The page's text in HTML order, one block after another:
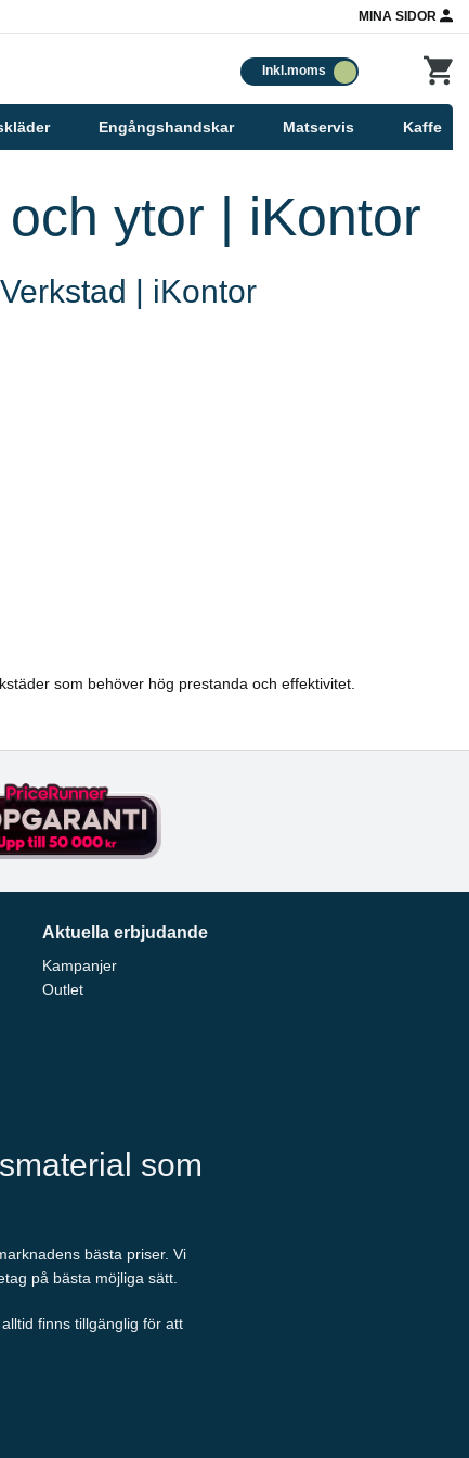
MINA SIDOR
Inkl.moms
Engångshandskar Matservis Kaffe
ytor | iKontor
| iKontor
som behöver hög prestanda och effektivitet.
Aktuella erbjudande
Kampanjer
Outlet
som
bästa priser. Vi
på bästa möjliga sätt.
finns tillgänglig för att